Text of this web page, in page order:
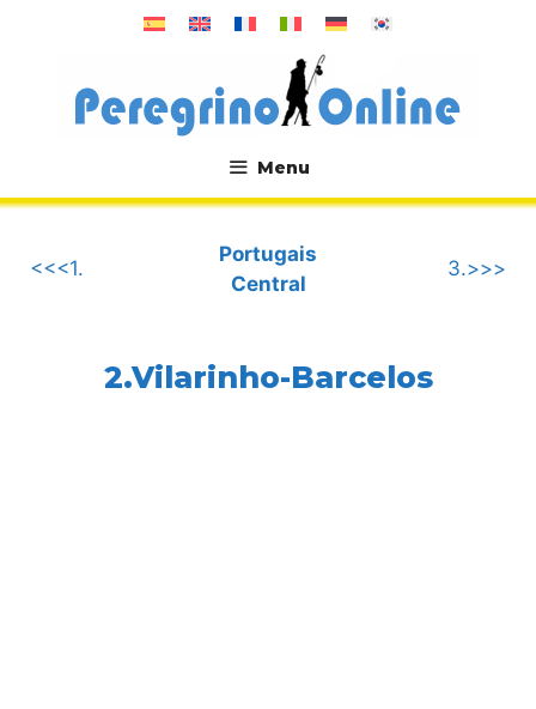
Menu
.
<<<1.
Portugais
Central
3.>>>
2.Vilarinho-Barcelos